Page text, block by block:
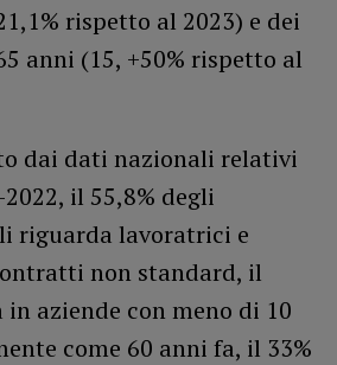
rispetto al 2023) e dei
anni (15, +50% rispetto al
dai dati nazionali relativi
il 55,8% degli
riguarda lavoratrici e
non standard, il
in aziende con meno di 10
come 60 anni fa, il 33%